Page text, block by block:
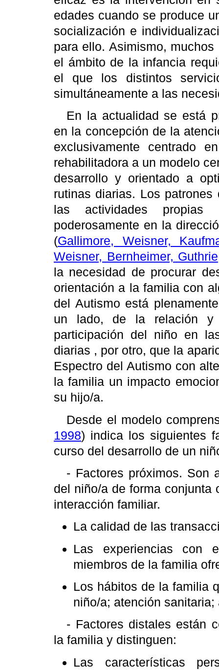
edades cuando se produce
socialización e
para ello. Asimismo,
el ámbito de la infancia
el que los distintos
simultáneamente a las
En la actualidad se está
en la concepción de la
exclusivamente centrado
rehabilitadora a un modelo
desarrollo y orientado a
rutinas diarias. Los
las actividades
poderosamente en la
(Gallimore, Weisner,
Weisner, Bernheimer,
la necesidad de procurar
orientación a la familia con
del Autismo está
un lado, de la relación y
participación del niño en
diarias , por otro, que la
Espectro del Autismo con
la familia un impacto
su hijo/a.
Desde el modelo
1998) indica los siguientes
curso del desarrollo de un
- Factores próximos. Son
del niño/a de forma conjunta
interacción familiar.
La calidad de las
Las experiencias con
miembros de la familia
Los hábitos de la familia
niño/a; atención
- Factores distales están
la familia y distinguen:
Las características